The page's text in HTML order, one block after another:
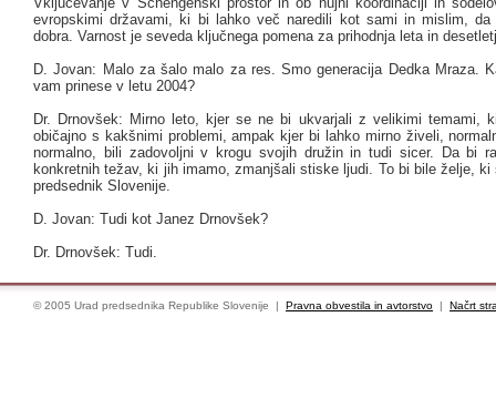
evropskimi državami, ki bi lahko več naredili kot sami in mislim,
dobra. Varnost je seveda ključnega pomena za prihodnja leta in
D. Jovan: Malo za šalo malo za res. Smo generacija Dedka Mraza.
vam prinese v letu 2004?
Dr. Drnovšek: Mirno leto, kjer se ne bi ukvarjali z velikimi temami,
običajno s kakšnimi problemi, ampak kjer bi lahko mirno živeli,
normalno, bili zadovoljni v krogu svojih družin in tudi sicer. Da bi
konkretnih težav, ki jih imamo, zmanjšali stiske ljudi. To bi bile želje,
predsednik Slovenije.
D. Jovan: Tudi kot Janez Drnovšek?
Dr. Drnovšek: Tudi.
© 2005 Urad predsednika Republike Slovenije | Pravna obvestila in avtorstvo | Načrt